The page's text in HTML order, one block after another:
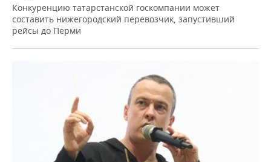
Конкуренцию татарстанской госкомпании может
составить нижегородский перевозчик, запустивший
рейсы до Перми